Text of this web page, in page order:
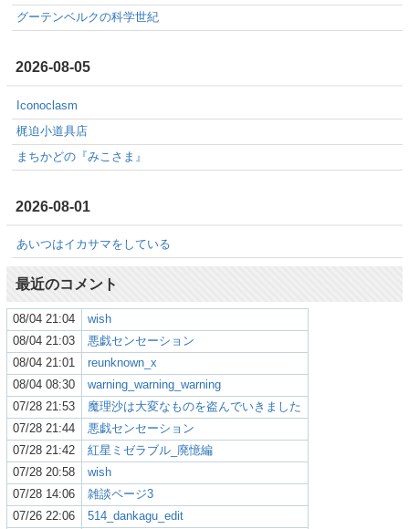
グーテンベルクの科学世紀
2026-08-05
Iconoclasm
梶迫小道具店
まちかどの『みこさま』
2026-08-01
あいつはイカサマをしている
最近のコメント
08/04 21:04
wish
08/04 21:03
悪戯センセーション
08/04 21:01
reunknown_x
08/04 08:30
warning_warning_warning
07/28 21:53
魔理沙は大変なものを盗んでいきました
07/28 21:44
悪戯センセーション
07/28 21:42
紅星ミゼラブル_廃憶編
07/28 20:58
wish
07/28 14:06
雑談ページ3
07/26 22:06
514_dankagu_edit